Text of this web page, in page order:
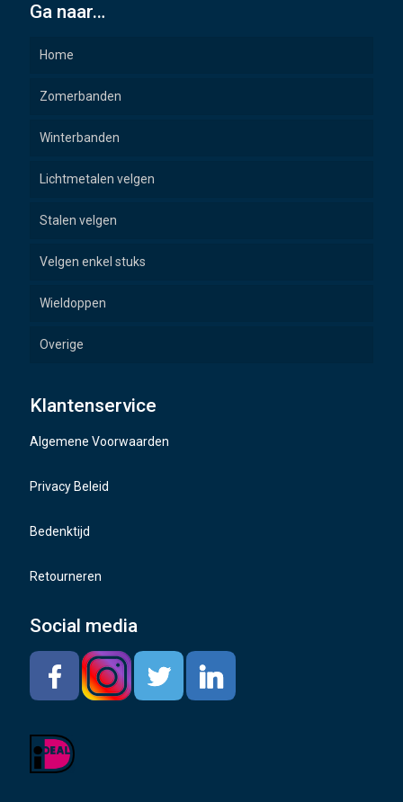
Ga naar…
Home
Zomerbanden
Winterbanden
Lichtmetalen velgen
Stalen velgen
Velgen enkel stuks
Wieldoppen
Overige
Klantenservice
Algemene Voorwaarden
Privacy Beleid
Bedenktijd
Retourneren
Social media